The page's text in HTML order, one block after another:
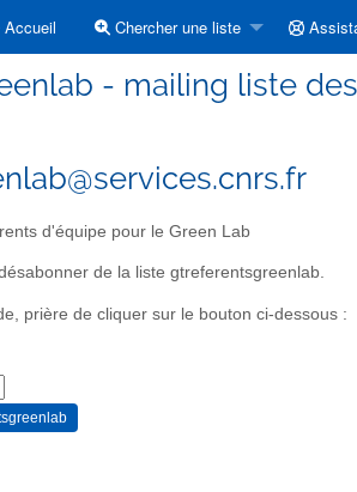
Accueil Chercher une liste
- mailing liste
d'équipe pour le Green Lab
de la liste gtreferentsgreenlab.
prière de cliquer sur le bouton ci-dessous :